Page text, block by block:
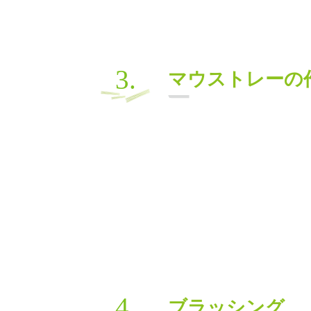
3. マウストレーの